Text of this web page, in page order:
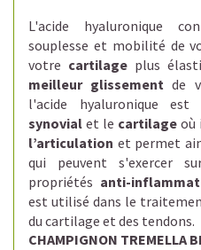
L'acide hyaluronique
souplesse et mobilité de
votre cartilage plus
meilleur glissement de
l'acide hyaluronique
synovial et le cartilage où
l’articulation et permet
qui peuvent s'exercer
propriétés anti-
est utilisé dans le
du cartilage et des tendons.
CHAMPIGNON TREMELLA